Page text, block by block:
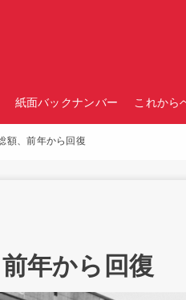
紙面バックナンバー これから
額、前年から回復
年から回復